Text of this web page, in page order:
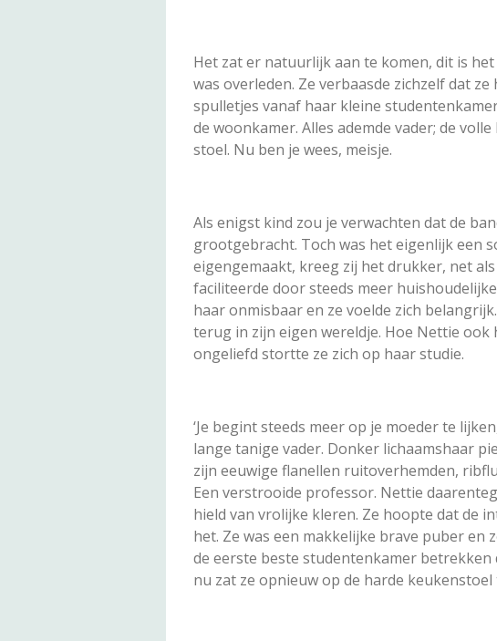
Het zat er natuurlijk aan te komen, dit is
was overleden. Ze verbaasde zichzelf dat
spulletjes vanaf haar kleine
de woonkamer. Alles ademde vader; de
stoel. Nu ben je wees, meisje.
Als enigst kind zou je verwachten dat de
grootgebracht. Toch was het eigenlijk een
eigengemaakt, kreeg zij het drukker, net
faciliteerde door steeds meer
haar onmisbaar en ze voelde zich
terug in zijn eigen wereldje. Hoe Nettie ook
ongeliefd stortte ze zich op haar studie.
‘Je begint steeds meer op je moeder te
lange tanige vader. Donker lichaamshaar
zijn eeuwige flanellen ruitoverhemden,
Een verstrooide professor. Nettie
hield van vrolijke kleren. Ze hoopte dat de
het. Ze was een makkelijke brave puber en
de eerste beste studentenkamer betrekken
nu zat ze opnieuw op de harde